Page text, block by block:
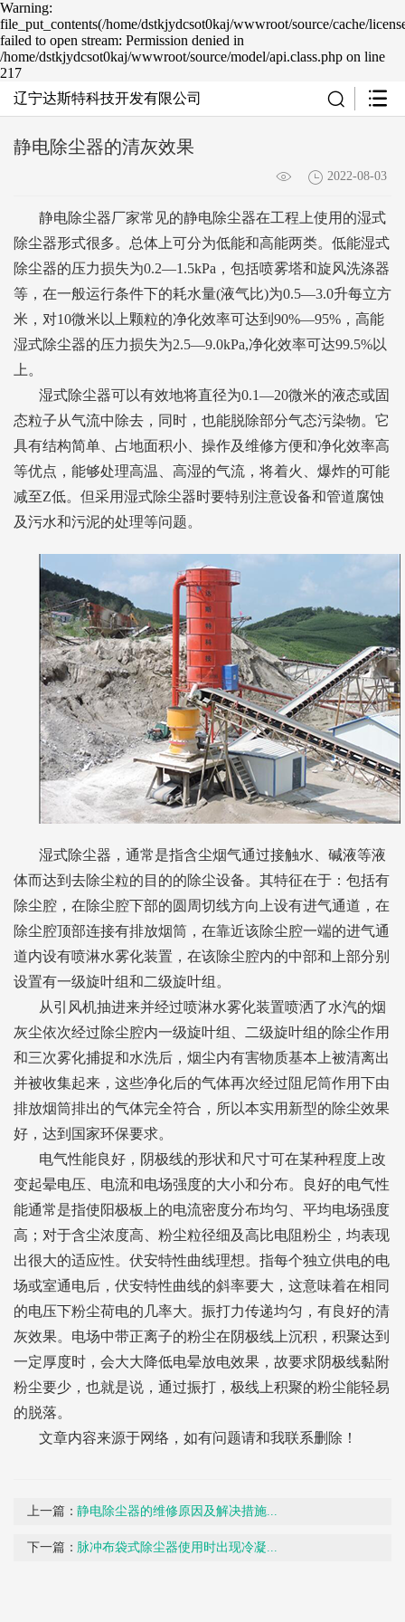
Warning:
file_put_contents(/home/dstkjydcsot0kaj/wwwroot/source/cache/
failed to open stream: Permission denied in
/home/dstkjydcsot0kaj/wwwroot/source/model/api.class.php on line
217
辽宁达斯特科技开发有限公司
静电除尘器的清灰效果
2022-08-03
静电除尘器厂家常见的静电除尘器在工程上使用的湿式
除尘器形式很多。总体上可分为低能和高能两类。低能湿式
除尘器的压力损失为0.2—1.5kPa，包括喷雾塔和旋风洗涤器
等，在一般运行条件下的耗水量(液气比)为0.5—3.0升每立方
米，对10微米以上颗粒的净化效率可达到90%—95%，高能
湿式除尘器的压力损失为2.5—9.0kPa,净化效率可达99.5%以
上。
湿式除尘器可以有效地将直径为0.1—20微米的液态或固
态粒子从气流中除去，同时，也能脱除部分气态污染物。它
具有结构简单、占地面积小、操作及维修方便和净化效率高
等优点，能够处理高温、高湿的气流，将着火、爆炸的可能
减至Z低。但采用湿式除尘器时要特别注意设备和管道腐蚀
及污水和污泥的处理等问题。
湿式除尘器，通常是指含尘烟气通过接触水、碱液等液
体而达到去除尘粒的目的的除尘设备。其特征在于：包括有
除尘腔，在除尘腔下部的圆周切线方向上设有进气通道，在
除尘腔顶部连接有排放烟筒，在靠近该除尘腔一端的进气通
道内设有喷淋水雾化装置，在该除尘腔内的中部和上部分别
设置有一级旋叶组和二级旋叶组。
从引风机抽进来并经过喷淋水雾化装置喷洒了水汽的烟
灰尘依次经过除尘腔内一级旋叶组、二级旋叶组的除尘作用
和三次雾化捕捉和水洗后，烟尘内有害物质基本上被清离出
并被收集起来，这些净化后的气体再次经过阻尼筒作用下由
排放烟筒排出的气体完全符合，所以本实用新型的除尘效果
好，达到国家环保要求。
电气性能良好，阴极线的形状和尺寸可在某种程度上改
变起晕电压、电流和电场强度的大小和分布。良好的电气性
能通常是指使阳极板上的电流密度分布均匀、平均电场强度
高；对于含尘浓度高、粉尘粒径细及高比电阻粉尘，均表现
出很大的适应性。伏安特性曲线理想。指每个独立供电的电
场或室通电后，伏安特性曲线的斜率要大，这意味着在相同
的电压下粉尘荷电的几率大。振打力传递均匀，有良好的清
灰效果。电场中带正离子的粉尘在阴极线上沉积，积聚达到
一定厚度时，会大大降低电晕放电效果，故要求阴极线黏附
粉尘要少，也就是说，通过振打，极线上积聚的粉尘能轻易
的脱落。
文章内容来源于网络，如有问题请和我联系删除！
上一篇：静电除尘器的维修原因及解决措施...
下一篇： 脉冲布袋式除尘器使用时出现冷凝...